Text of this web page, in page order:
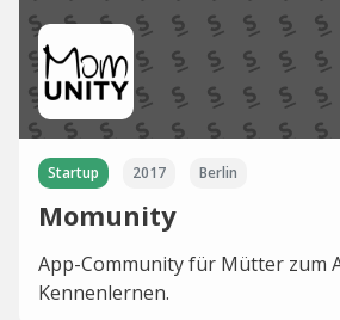
Startup 2017 Berlin
Momunity
App-Community für Mütter zum
Kennenlernen.